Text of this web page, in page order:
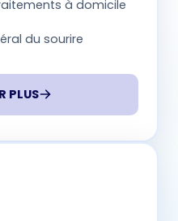
à domicile
du sourire
PLUS